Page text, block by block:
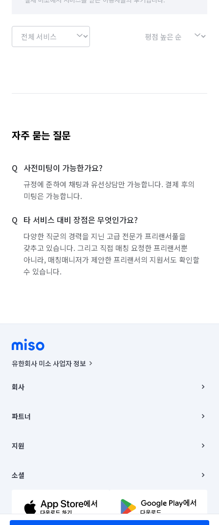
자주 묻는 질문
사전미팅이 가능한가요?
규정에 준하여 채팅과 유선상담만 가능합니다. 결제 후의
미팅은 가능합니다.
타 서비스 대비 장점은 무엇인가요?
다양한 직군의 경력을 지닌 고급 전문가 프리랜서풀을
갖추고 있습니다. 그리고 직접 매칭 요청한 프리랜서뿐
아니라, 매칭매니저가 제안한 프리랜서의 지원서도 확인할
수 있습니다.
유한회사 미소 사업자 정보
00019 |
주소 | 본사: 서울특별시 종로구 율곡로 6(중학동, 트윈트리빌딩) B동 5층
컨택센터 : 서울특별시 종로구 수송동 율곡로 24, 7층, 8층 미소
상품, 상품정보, 거래에 관한 의무와 책임은 거래당사자에게 있습니다.
언론 보도 관련 문의:
© 유한회사 미소. Miso, Inc. All Rights Reserved.
회사
채용
파트너
이사
지원
이용약관
문의하기
소셜
유튜브